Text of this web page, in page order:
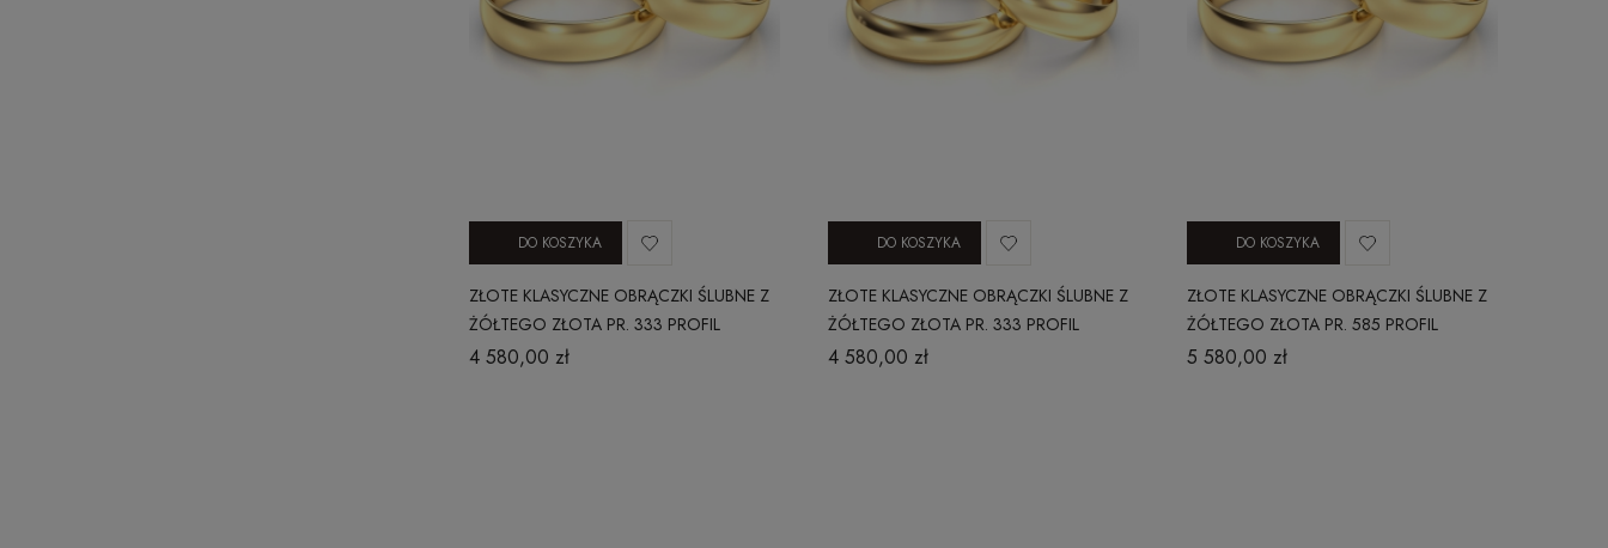
ZŁOTE KLASYCZNE OBRĄCZKI ŚLUBNE Z
ŻÓŁTEGO ZŁOTA PR. 333 PROFIL
OKRĄGŁY 5 MM
4 580,00 zł
DO KOSZYKA
ZŁOTE KLASYCZNE OBRĄCZKI ŚLUBNE Z
ŻÓŁTEGO ZŁOTA PR. 333 PROFIL
WYPUKŁY 5 MM
4 580,00 zł
DO KOSZYKA
ZŁOTE KLASYCZNE OBRĄCZKI ŚLUBNE Z
ŻÓŁTEGO ZŁOTA PR. 585 PROFIL
OKRĄGŁY 3 MM
5 580,00 zł
DO KOSZYKA